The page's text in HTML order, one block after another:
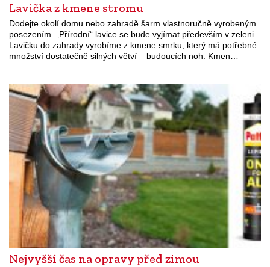
Lavička z kmene stromu
Dodejte okolí domu nebo zahradě šarm vlastnoručně vyrobeným
posezením. „Přírodní“ lavice se bude vyjímat především v zeleni.
Lavičku do zahrady vyrobíme z kmene smrku, který má potřebné
množství dostatečně silných větví – budoucích noh. Kmen…
Nejvyšší čas na opravy před zimou